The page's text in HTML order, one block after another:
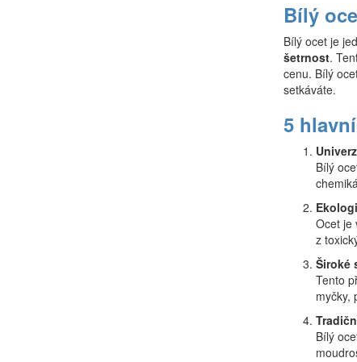
Bílý
Bílý ocet je
šetrnost.
cenu. Bílý
setkáváte.
5
Bílý
Ocet je
z
Široké
Tento
myčky,
Bílý